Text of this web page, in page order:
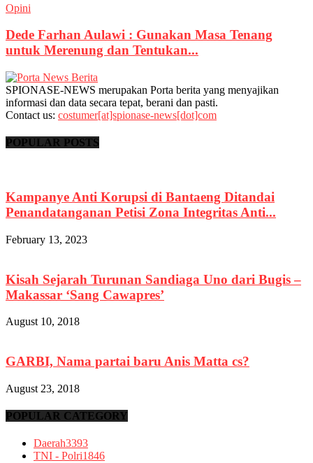
Opini
Dede Farhan Aulawi : Gunakan Masa Tenang
untuk Merenung dan Tentukan...
SPIONASE-NEWS merupakan Porta berita yang menyajikan
informasi dan data secara tepat, berani dan pasti.
Contact us: costumer[at]spionase-news[dot]com
POPULAR POSTS
Kampanye Anti Korupsi di Bantaeng Ditandai
Penandatanganan Petisi Zona Integritas Anti...
February 13, 2023
Kisah Sejarah Turunan Sandiaga Uno dari Bugis –
Makassar ‘Sang Cawapres’
August 10, 2018
GARBI, Nama partai baru Anis Matta cs?
August 23, 2018
POPULAR CATEGORY
Daerah3393
TNI - Polri1846